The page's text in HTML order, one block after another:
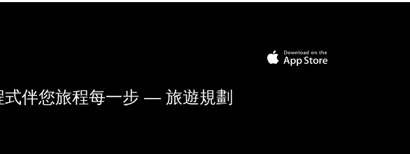
式伴您旅程每一步 — 旅遊規劃